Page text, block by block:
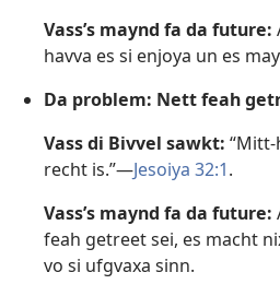
Vass’s maynd fa da future:
havva es si enjoya un es
Da problem: Nett feah
Vass di Bivvel sawkt:
recht is.”​—Jesoiya 32:1.
Vass’s maynd fa da future:
feah getreet sei, es macht
vo si ufgvaxa sinn.